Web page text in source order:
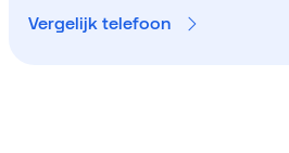
Vergelijk telefoon